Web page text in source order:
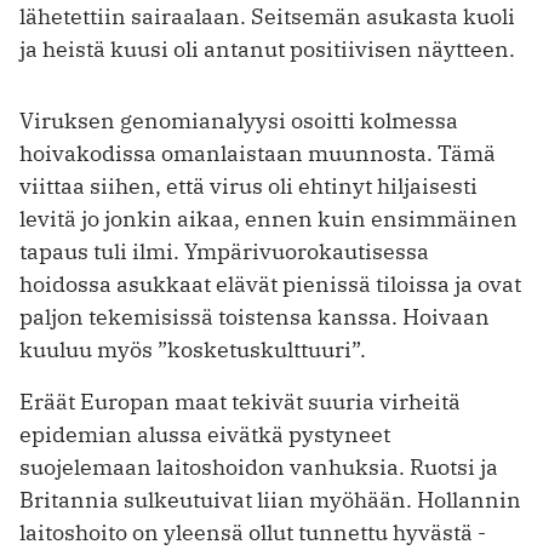
lähetettiin sairaalaan. Seitsemän asukasta kuoli
ja heistä kuusi oli antanut positiivisen näytteen.
Viruksen genomianalyysi osoitti kolmessa
hoivakodissa omanlaistaan muunnosta. Tämä
viittaa siihen, että virus oli ehtinyt hiljaisesti
levitä jo jonkin aikaa, ennen kuin ensimmäinen
tapaus tuli ilmi. Ympärivuorokautisessa
hoidossa asukkaat elävät pienissä tiloissa ja ovat
paljon tekemisissä toistensa ­kanssa. Hoivaan
kuuluu myös ”kosketuskulttuuri”.
Eräät Europan maat tekivät suuria virheitä
epidemian alussa eivätkä pystyneet
suojelemaan laitoshoidon vanhuksia. Ruotsi ja
Britannia sulkeutuivat liian myöhään. Hollannin
laitoshoito on yleensä ollut tunnettu hyvästä ­